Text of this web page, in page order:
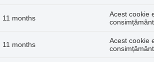
11 months
Acest cookie
11 months
Acest cookie